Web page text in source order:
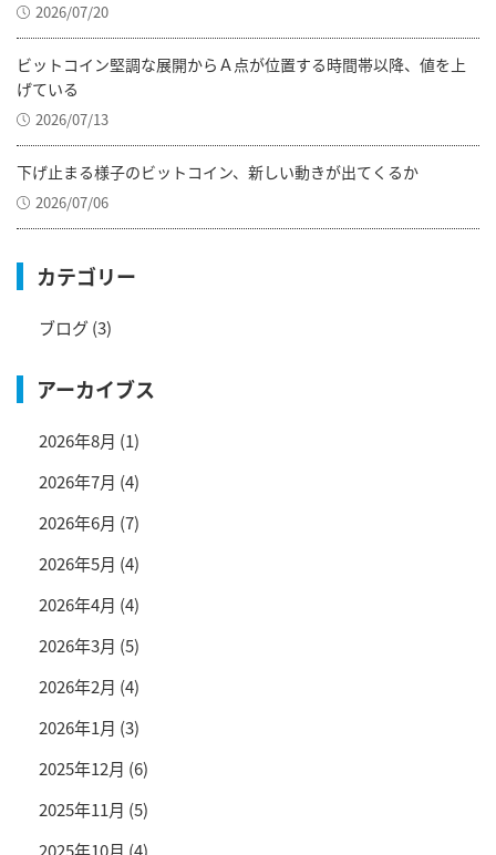
2026/07/20
ビットコイン堅調な展開からＡ点が位置する時間帯以降、値を上
げている
2026/07/13
下げ止まる様子のビットコイン、新しい動きが出てくるか
2026/07/06
カテゴリー
ブログ(3)
アーカイブス
2026年8月 (1)
2026年7月 (4)
2026年6月 (7)
2026年5月 (4)
2026年4月 (4)
2026年3月 (5)
2026年2月 (4)
2026年1月 (3)
2025年12月 (6)
2025年11月 (5)
2025年10月 (4)